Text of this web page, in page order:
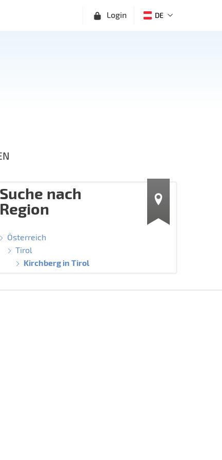
Login DE
Suche nach
Region
Österreich
Tirol
Kirchberg in Tirol